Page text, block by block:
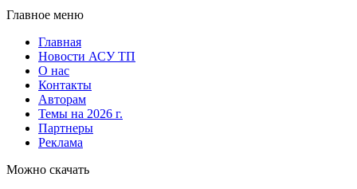
Главное меню
Главная
Новости АСУ ТП
О нас
Контакты
Авторам
Темы на 2026 г.
Партнеры
Реклама
Можно скачать